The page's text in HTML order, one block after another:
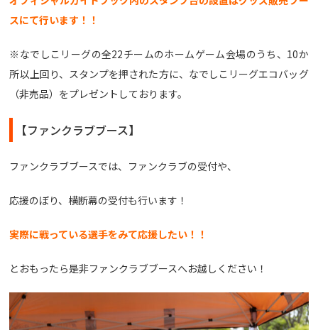
スにて行います！！
※なでしこリーグの全22チームのホームゲーム会場のうち、10か
所以上回り、スタンプを押された方に、なでしこリーグエコバッグ
（非売品）をプレゼントしております。
【ファンクラブブース】
ファンクラブブースでは、ファンクラブの受付や、
応援のぼり、横断幕の受付も行います！
実際に戦っている選手をみて応援したい！！
とおもったら是非ファンクラブブースへお越しください！